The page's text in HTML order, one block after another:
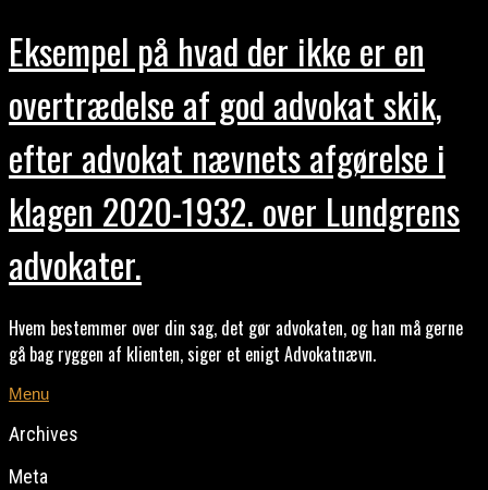
Eksempel på hvad der ikke er en
overtrædelse af god advokat skik,
efter advokat nævnets afgørelse i
klagen 2020-1932. over Lundgrens
advokater.
Hvem bestemmer over din sag, det gør advokaten, og han må gerne
gå bag ryggen af klienten, siger et enigt Advokatnævn.
Menu
Archives
Meta